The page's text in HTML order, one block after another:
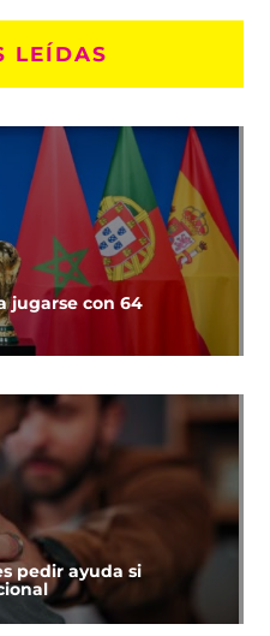
LEÍDAS
jugarse con 64
pedir ayuda si